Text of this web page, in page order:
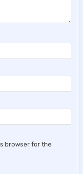
browser for the